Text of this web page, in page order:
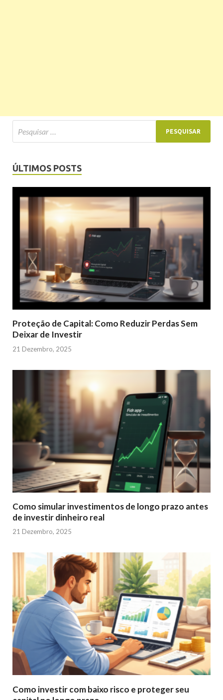
ÚLTIMOS POSTS
Proteção de Capital: Como Reduzir Perdas Sem
Deixar de Investir
21 Dezembro, 2025
Como simular investimentos de longo prazo antes
de investir dinheiro real
21 Dezembro, 2025
Como investir com baixo risco e proteger seu